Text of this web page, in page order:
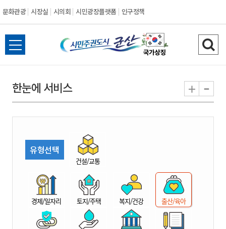
문화관광 시장실 시의회 시민광장플랫폼 인구정책
시
민
권
시
산
전
체
뉴
열
검
색
기
한눈에 서비스 + -
유형선택
건설/교통
경제/일자리 토지/주택 복지/건강 출산/육아